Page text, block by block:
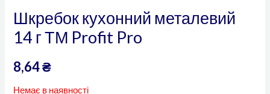
Шкребок кухонний металевий
14 г ТМ Profit Pro
8,64₴
Немає в наявності